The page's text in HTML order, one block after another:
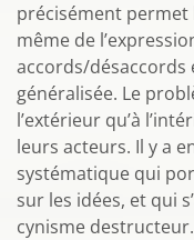
précisément permet
même de
accords/désaccords
généralisée. Le
l’extérieur qu’à
leurs acteurs. Il y a
systématique qui
sur les idées, et qui
cynisme